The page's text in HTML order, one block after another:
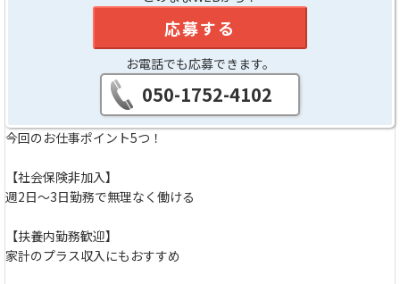
応募する
お電話でも応募できます。
050-1752-4102
今回のお仕事ポイント5つ！
【社会保険非加入】
週2日～3日勤務で無理なく働ける
【扶養内勤務歓迎】
家計のプラス収入にもおすすめ